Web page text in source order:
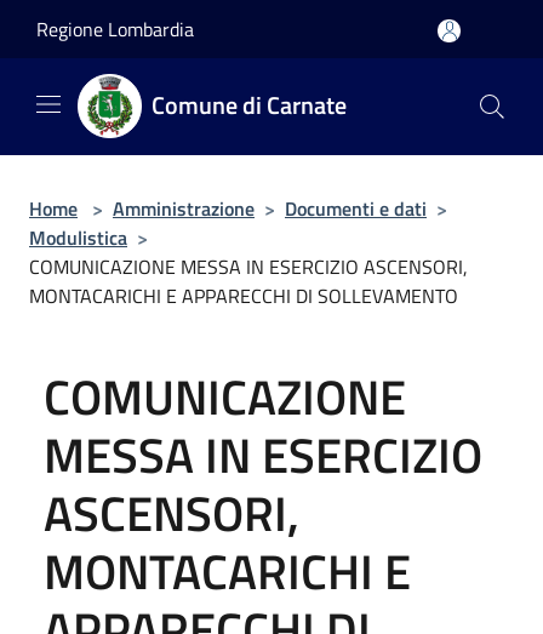
Regione Lombardia
Comune di Carnate
Home > Amministrazione > Documenti e dati >
Modulistica >
COMUNICAZIONE MESSA IN ESERCIZIO ASCENSORI,
MONTACARICHI E APPARECCHI DI SOLLEVAMENTO
COMUNICAZIONE
MESSA IN ESERCIZIO
ASCENSORI,
MONTACARICHI E